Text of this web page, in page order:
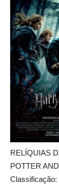
RELÍQUIAS
POTTER
Classificação: